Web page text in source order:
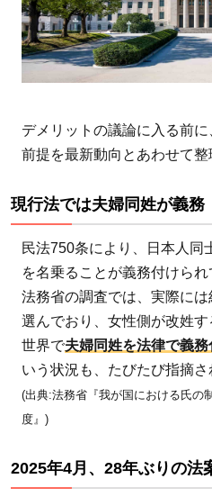
動向
1.1
現行
は夫
婦同
義務
1.2
2025
年4
月、
28年
ぶり
の法
2025
年10
デメリットの議論に入る前
前提を最新動向とあわせて整
現行法では夫婦同姓が義務
民法750条により、日本人同
を名乗ることが義務付けられ
法務省の調査では、実際に
選んでおり、女性側が改姓す
世界で夫婦同姓を法律で義
いう状況も、たびたび指摘さ
(出典:法務省『我が国における氏の
度』)
2025年4月、28年ぶりの法